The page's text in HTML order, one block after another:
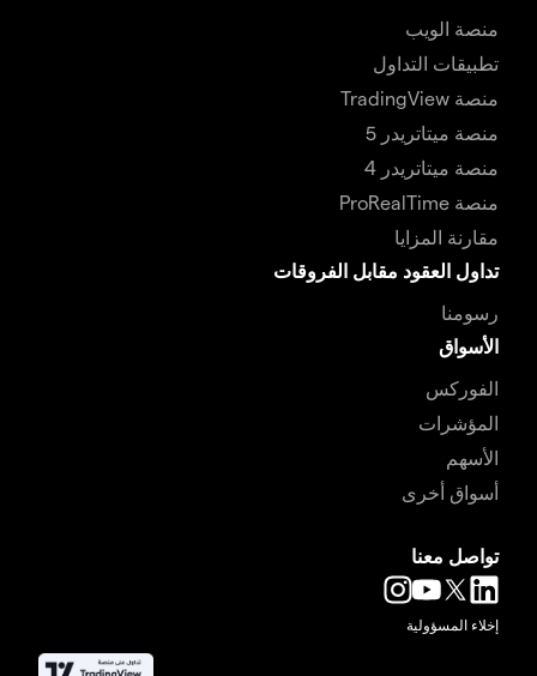
منصة الويب
تطبيقات التداول
منصة TradingView
منصة ميتاتريدر 5
منصة ميتاتريدر 4
منصة ProRealTime
مقارنة المزايا
تداول العقود مقابل الفروقات
رسومنا
الأسواق
الفوركس
المؤشرات
الأسهم
أسواق أخرى
تواصل معنا
إخلاء المسؤولية